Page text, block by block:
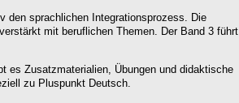
den sprachlichen Integrationsprozess. Die
mit beruflichen Themen. Der Band 3 führt
es Zusatzmaterialien, Übungen und didaktische
zu Pluspunkt Deutsch.